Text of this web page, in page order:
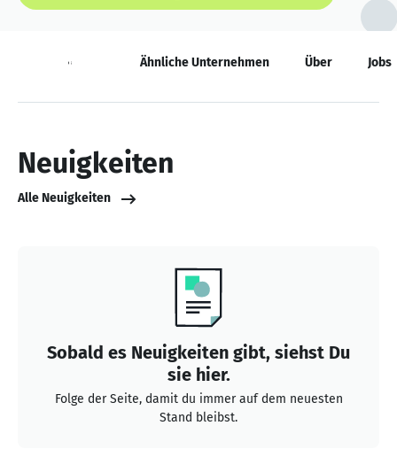
Neuigkeiten Ähnliche Unternehmen Über Jobs
Neuigkeiten
Alle Neuigkeiten
Sobald es Neuigkeiten gibt, siehst Du
sie hier.
Folge der Seite, damit du immer auf dem neuesten
Stand bleibst.